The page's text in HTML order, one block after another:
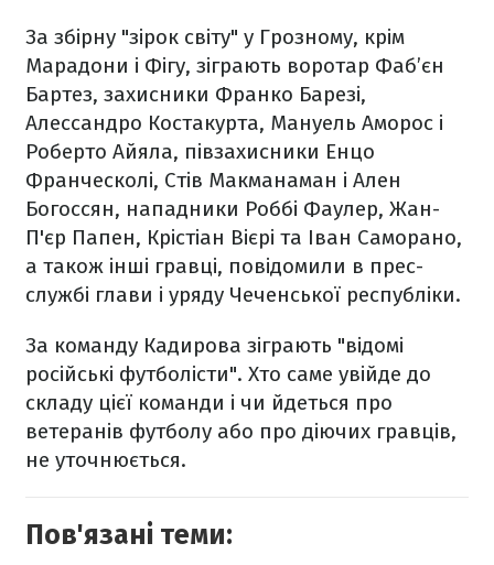
За збірну "зірок світу" у ​​Грозному, крім
Марадони і Фігу, зіграють воротар Фаб’єн
Бартез, захисники Франко Барезі,
Алессандро Костакурта, Мануель Аморос і
Роберто Айяла, півзахисники Енцо
Франческолі, Стів Макманаман і Ален
Богоссян, нападники Роббі Фаулер, Жан-
П'єр Папен, Крістіан Вієрі та Іван Саморано,
а також інші гравці, повідомили в прес-
службі глави і уряду Чеченської республіки.
За команду Кадирова зіграють "відомі
російські футболісти". Хто саме увійде до
складу цієї команди і чи йдеться про
ветеранів футболу або про діючих гравців,
не уточнюється.
Пов'язані теми: